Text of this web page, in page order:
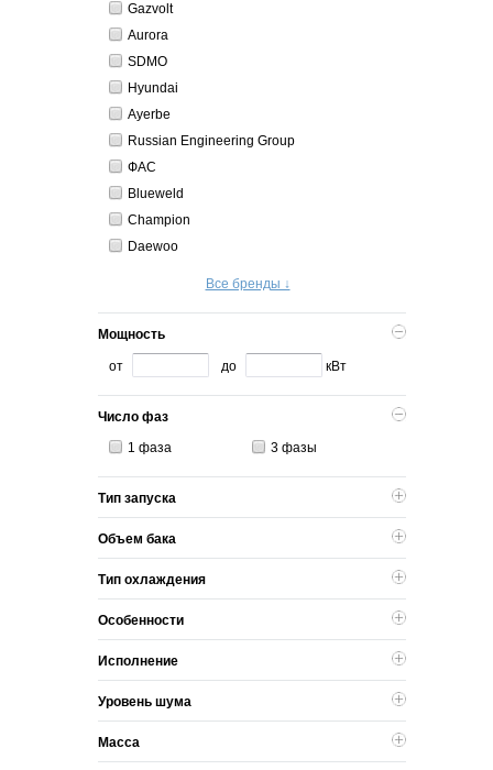
Gazvolt
Aurora
SDMO
Hyundai
Ayerbe
Russian Engineering Group
ФАС
Blueweld
Champion
Daewoo
Все бренды ↓
Мощность
от до кВт
Число фаз
1 фаза 3 фазы
Тип запуска
Объем бака
Тип охлаждения
Особенности
Исполнение
Уровень шума
Масса